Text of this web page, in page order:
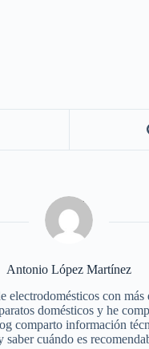
Antonio López Martínez
electrodomésticos con
domésticos y he
comparto información
saber cuándo es